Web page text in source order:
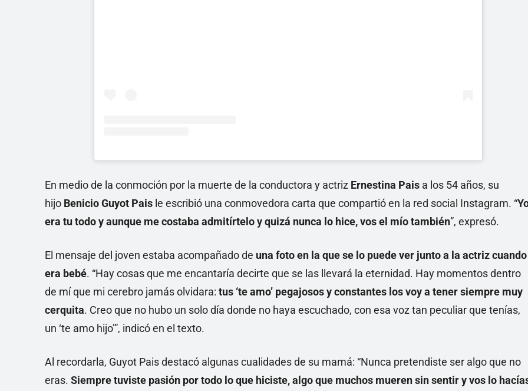
En medio de la conmoción por la muerte de la conductora y actriz Ernestina Pais a los 54 años, su
hijo Benicio Guyot Pais le escribió una conmovedora carta que compartió en la red social Instagram. “
era tu todo y aunque me costaba admitírtelo y quizá nunca lo hice, vos el mío también”, expresó.
El mensaje del joven estaba acompañado de una foto en la que se lo puede ver junto a la actriz cuando
era bebé. “Hay cosas que me encantaría decirte que se las llevará la eternidad. Hay momentos dentro
de mí que mi cerebro jamás olvidara: tus ‘te amo’ pegajosos y constantes los voy a tener siempre muy
cerquita. Creo que no hubo un solo día donde no haya escuchado, con esa voz tan peculiar que tenías,
un ‘te amo hijo’”, indicó en el texto.
Al recordarla, Guyot Pais destacó algunas cualidades de su mamá: “Nunca pretendiste ser algo que no
eras. Siempre tuviste pasión por todo lo que hiciste, algo que muchos mueren sin sentir y vos lo